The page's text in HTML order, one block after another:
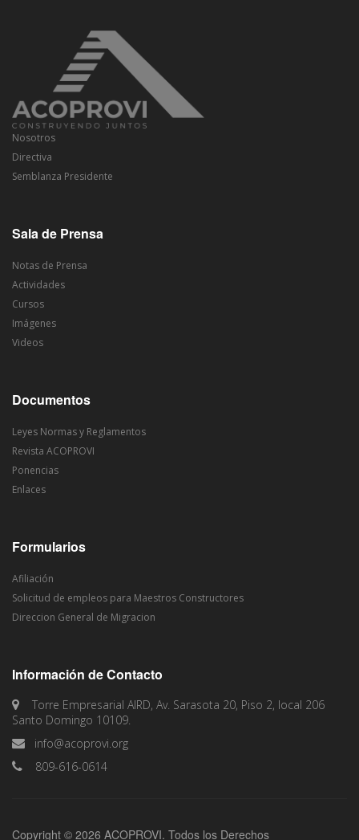
Nosotros
Directiva
Semblanza Presidente
Sala de Prensa
Notas de Prensa
Actividades
Cursos
Imágenes
Videos
Documentos
Leyes Normas y Reglamentos
Revista ACOPROVI
Ponencias
Enlaces
Formularios
Afiliación
Solicitud de empleos para Maestros Constructores
Direccion General de Migracion
Información de Contacto
Torre Empresarial AIRD, Av. Sarasota 20, Piso 2, local 206
Santo Domingo 10109.
info@acoprovi.org
809-616-0614
Copyright © 2026 ACOPROVI. Todos los Derechos